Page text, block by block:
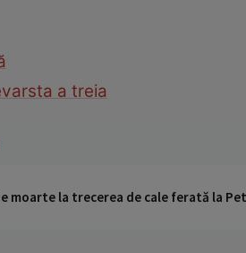
varsta a treia
moarte la trecerea de cale ferată la